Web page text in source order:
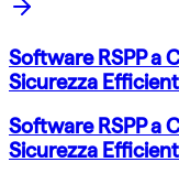
Software RSPP a
Sicurezza
Software RSPP a
Sicurezza